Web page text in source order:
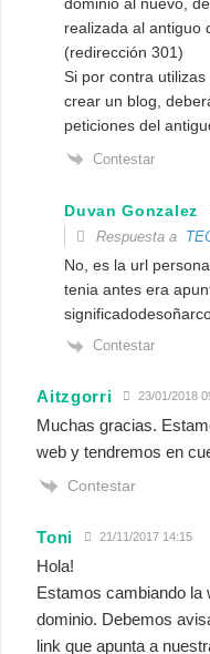
dominio al nuevo,
realizada al antiguo
(redirección 301)
Si por contra
crear un blog,
peticiones del
Contestar
Duvan Gonzalez
Respuesta a
No, es la url
tenia antes era
Contestar
Aitzgorri 23/01/2018
Muchas gracias.
web y tendremos en
Contestar
Toni 21/11/2017 14:15
Hola!
Estamos cambiando la
dominio. Debemos
link que apunta a